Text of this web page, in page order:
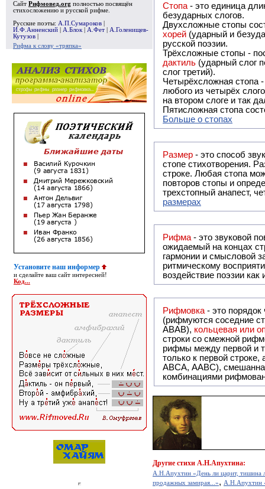
Сайт Рифмовед.org полностью посвящён
стихосложению и русской рифме.
Русские поэты: А.П.Сумароков
И.Ф.Анненский
А.Блок А.Фет
А.Голенищев-
Кутузов
Рифма к слову «тряпка»
Установите наш информер
и сделайте ваш сайт интересней!
Код...
Стопа - это единица
безударных слогов.
Двухсложные стопы
хорей (ударный и
русской поэзии.
Трёхсложные стопы -
дактиль (ударный слог
слог третий).
Четырёхсложная стопа
любого из четырёх
на втором слоге и так
Пятисложная стопа
Больше о стопах
Размер - это способ
стопе стихотворения.
строке. Любая стопа
повторов стопы и
трехстопный анапест,
размерах
Рифма - это звуковой повтор, традиционно используемый в поэзии и, как
ожидаемый на концах
гармонии и смысловой
ритмическому
воздействие поэзии
Рифмовка - это
(рифмуются соседние
ABAB), кольцевая или
строки со смежной
рифмы между первой и
только к первой
ABCA, AABC), смешанная или вольная рифмовка (рифмовка в сложных строфах с различными
комбинациями
Другие стихи А.Н.Апухтина:
А.Н.Апухтин «День ли царит, тишина
продажных замирая...», А.Н.Апухтин